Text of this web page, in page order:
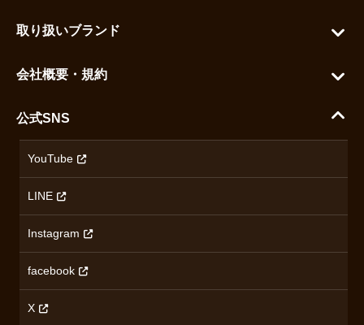
お気に入りを見る
ご利用ガイド
配送・送料について
ハラダの保証とアフターサービス
取り扱いブランド
セイコー
カシオ
ミナセ
オリエントスター
ロンジン
チューダー
会社概要・規約
沿革
プライバシーポリシー
無断転載・商用利用について
コンテンツ制作ポリシーおよび生成AIの利用指針
公式SNS
YouTube
LINE
Instagram
facebook
X